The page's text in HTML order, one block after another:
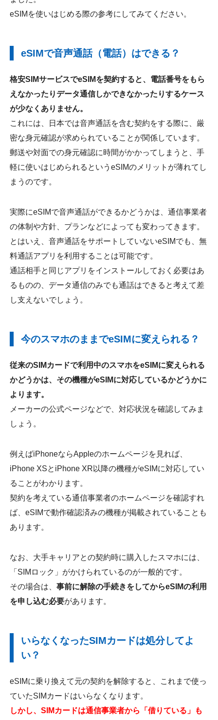
eSIMを使いはじめる際の参考にしてみてください。
eSIMで音声通話（電話）はできる？
格安SIMサービスでeSIMを契約すると、電話番号をもら
えなかったりデータ通信しかできなかったりするケース
が少なくありません。
これには、日本では音声通話を含む契約をする際に、厳
密な身元確認が求められていることが関係しています。
郵送や対面での身元確認に時間がかかってしまうと、手
軽に使いはじめられるというeSIMのメリットが薄れてし
まうのです。
実際にeSIMで音声通話ができるかどうかは、通信事業者
の体制や方針、プランなどによっても変わってきます。
とはいえ、音声通話をサポートしていないeSIMでも、無
料通話アプリを利用することは可能です。
通話相手と同じアプリをインストールしておく必要はあ
るものの、データ通信のみでも通話はできると考えて差
し支えないでしょう。
今のスマホのままでeSIMに変えられる？
従来のSIMカードで利用中のスマホをeSIMに変えられる
かどうかは、その機種がeSIMに対応しているかどうかに
よります。
メーカーの公式ページなどで、対応状況を確認してみま
しょう。
例えばiPhoneならAppleのホームページを見れば、
iPhone XSとiPhone XR以降の機種がeSIMに対応してい
ることがわかります。
契約を考えている通信事業者のホームページを確認すれ
ば、eSIMで動作確認済みの機種が掲載されていることも
あります。
なお、大手キャリアとの契約時に購入したスマホには、
「SIMロック」がかけられているのが一般的です。
その場合は、 事前に解除の手続きをしてからeSIMの利用
を申し込む必要があります。
いらなくなったSIMカードは処分してよ
い？
eSIMに乗り換えて元の契約を解除すると、これまで使っ
ていたSIMカードはいらなくなります。
しかし、SIMカードは通信事業者から「借りている」も